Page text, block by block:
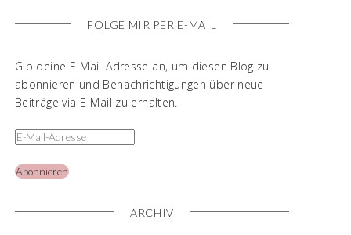
FOLGE MIR PER E-MAIL
Gib deine E-Mail-Adresse an, um diesen Blog zu
abonnieren und Benachrichtigungen über neue
Beiträge via E-Mail zu erhalten.
Abonnieren
ARCHIV